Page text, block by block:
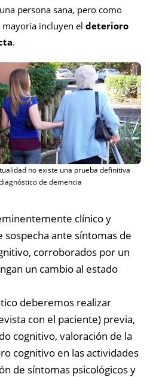
persona sana, pero como
incluyen el deterioro
.
no existe una prueba definitiva
de demencia
clínico y
sospecha ante síntomas de
corroborados por un
un cambio al estado
deberemos realizar
con el paciente) previa,
cognitivo, valoración de la
cognitivo en las actividades
de síntomas psicológicos y